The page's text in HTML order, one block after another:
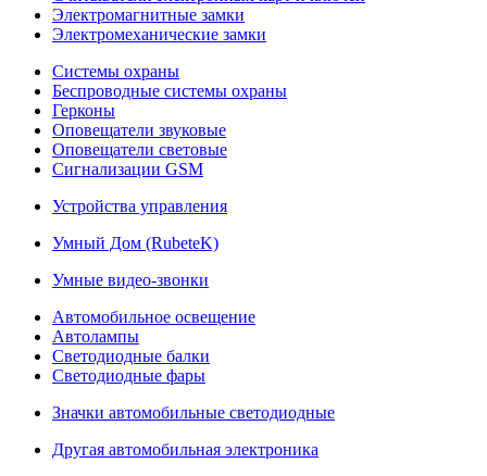
Электромагнитные замки
Электромеханические замки
Системы охраны
Беспроводные системы охраны
Герконы
Оповещатели звуковые
Оповещатели световые
Сигнализации GSM
Устройства управления
Умный Дом (RubeteK)
Умные видео-звонки
Автомобильное освещение
Автолампы
Светодиодные балки
Светодиодные фары
Значки автомобильные светодиодные
Другая автомобильная электроника